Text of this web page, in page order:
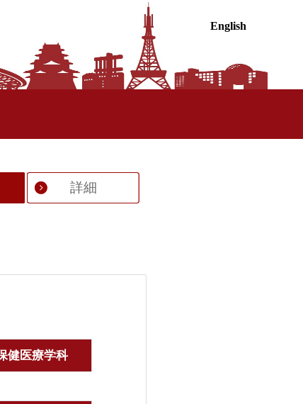
English
詳細
健医療学科